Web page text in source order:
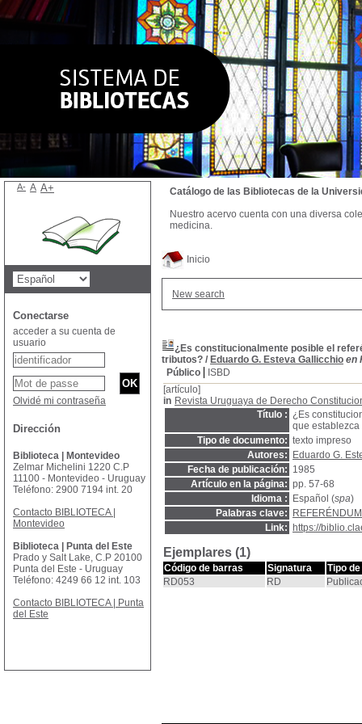
Inicio
New search
¿Es constitucionalmente posible el
tributos? / Eduardo G. Esteva Gallicchio en
Público
ISBD
[artículo]
in Revista Uruguaya de Derecho
Título : ¿Es
que establezca
Tipo de documento: texto impreso
Autores:
Eduardo G.
Fecha de publicación: 1985
Artículo en la página: pp. 57-68
Idioma :
Español (spa)
Palabras clave:
REFERÉNDUM
Link:
https://
Ejemplares (1)
Código de barras Signatura
Tipo
RD053
RD
Catálogo de las Bibliotecas de la
Nuestro acervo cuenta con una diversa
medicina.
A- A A+
Conectarse
acceder a su cuenta de
usuario
Olvidé mi contraseña
Dirección
Biblioteca | Montevideo
Zelmar Michelini 1220 C.P
11100 - Montevideo - Uruguay
Teléfono: 2900 7194 int. 20
Contacto BIBLIOTECA |
Montevideo
Biblioteca | Punta del Este
Prado y Salt Lake, C.P 20100
Punta del Este - Uruguay
Teléfono: 4249 66 12 int. 103
Contacto BIBLIOTECA | Punta
del Este